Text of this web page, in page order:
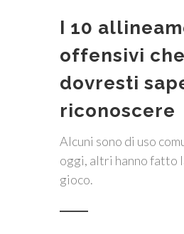
I 10
offensivi che
dovresti
riconoscere
Alcuni sono di uso
oggi, altri hanno fatto
gioco.